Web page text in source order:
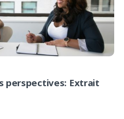
perspectives: Extrait